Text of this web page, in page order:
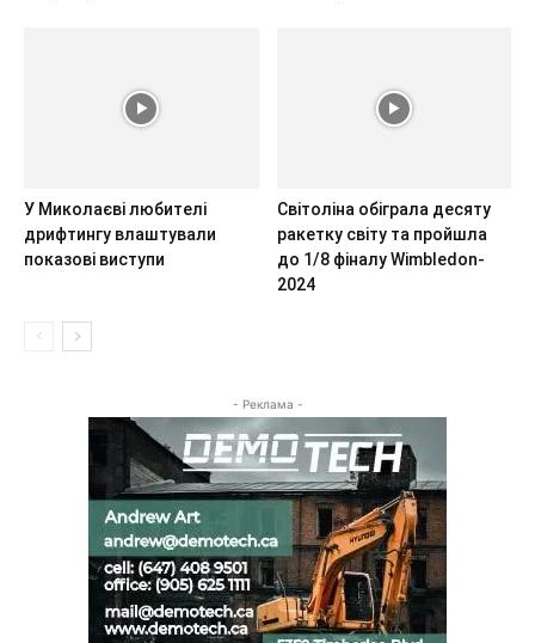
У Миколаєві любителі
дрифтингу влаштували
показові виступи
Світоліна обіграла десяту
ракетку світу та пройшла
до 1/8 фіналу Wimbledon-
2024
- Реклама -